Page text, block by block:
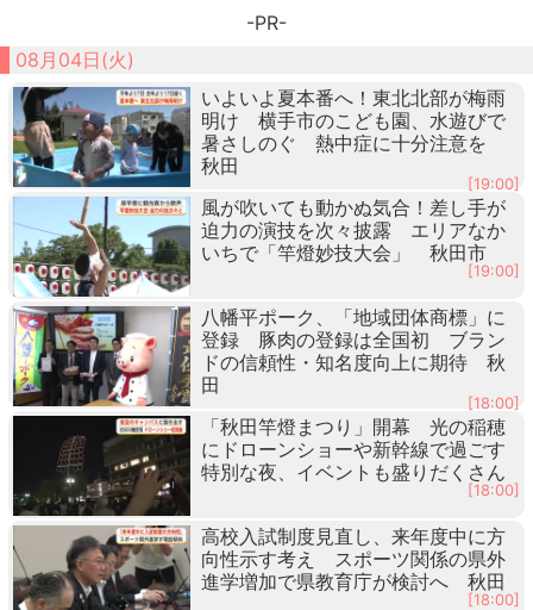
-PR-
08月04日(火)
いよいよ夏本番へ！東北北部が梅雨
明け 横手市のこども園、水遊びで
暑さしのぐ 熱中症に十分注意を
秋田
[19:00]
風が吹いても動かぬ気合！差し手が
迫力の演技を次々披露 エリアなか
いちで「竿燈妙技大会」 秋田市
[19:00]
八幡平ポーク、「地域団体商標」に
登録 豚肉の登録は全国初 ブラン
ドの信頼性・知名度向上に期待 秋
田
[18:00]
「秋田竿燈まつり」開幕 光の稲穂
にドローンショーや新幹線で過ごす
特別な夜、イベントも盛りだくさん
[18:00]
高校入試制度見直し、来年度中に方
向性示す考え スポーツ関係の県外
進学増加で県教育庁が検討へ 秋田
[18:00]